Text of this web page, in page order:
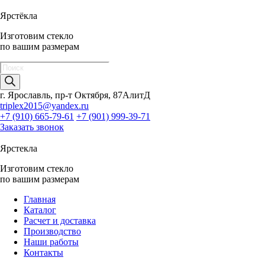
Ярстёкла
Изготовим стекло
по вашим размерам
Поиск
товаров
г. Ярославль, пр-т Октября, 87АлитД
triplex2015@yandex.ru
+7 (910) 665-79-61 +7 (901) 999-39-71
Заказать звонок
Ярстекла
Изготовим стекло
по вашим размерам
Главная
Каталог
Расчет и доставка
Производство
Наши работы
Контакты